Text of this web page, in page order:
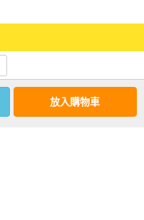
放入購物車